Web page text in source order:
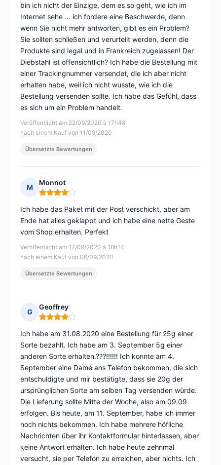
Veröffentlicht am 22/09/2020 à 17h48
nach einem Kauf von 11/09/2020
bin ich nicht der Einzige, dem es so geht, wie ich im
Internet sehe ... ich fordere eine Beschwerde, denn
wenn Sie nicht mehr antworten, gibt es ein Problem?
Sie sollten schließen und verurteilt werden, denn die
Produkte sind legal und in Frankreich zugelassen! Der
Diebstahl ist offensichtlich? Ich habe die Bestellung mit
einer Trackingnummer versendet, die ich aber nicht
erhalten habe, weil ich nicht wusste, wie ich die
Bestellung versenden sollte. Ich habe das Gefühl, dass
es sich um ein Problem handelt.
Übersetzte Bewertungen
M
Monnot
Hinweis: 4 von 5
Veröffentlicht am 17/09/2020 à 18h14
nach einem Kauf von 06/09/2020
Ich habe das Paket mit der Post verschickt, aber am
Ende hat alles geklappt und ich habe eine nette Geste
vom Shop erhalten. Perfekt
Übersetzte Bewertungen
G
Geoffrey
Hinweis: 4 von 5
Ich habe am 31.08.2020 eine Bestellung für 25g einer
Sorte bezahlt. Ich habe am 3. September 5g einer
anderen Sorte erhalten.???!!!!!! Ich konnte am 4.
September eine Dame ans Telefon bekommen, die sich
entschuldigte und mir bestätigte, dass sie 20g der
ursprünglichen Sorte am selben Tag versenden würde.
Die Lieferung sollte Mitte der Woche, also am 09.09.
erfolgen. Bis heute, am 11. September, habe ich immer
noch nichts bekommen. Ich habe mehrere höfliche
Nachrichten über ihr Kontaktformular hinterlassen, aber
keine Antwort erhalten. Ich habe heute zehnmal
versucht, sie per Telefon zu erreichen, aber nichts. Ich